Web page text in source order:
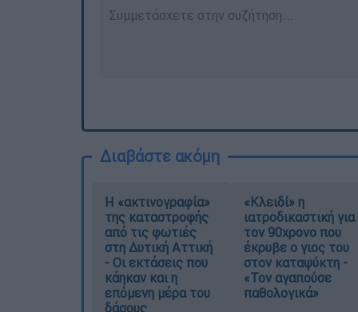
Διαβάστε ακόμη
Η «ακτινογραφία»
της καταστροφής
από τις φωτιές
στη Δυτική Αττική
- Οι εκτάσεις που
κάηκαν και η
επόμενη μέρα του
δάσους
«Κλειδί» η
ιατροδικαστική για
τον 90χρονο που
έκρυβε ο γιος του
στον καταψύκτη -
«Τον αγαπούσε
παθολογικά»